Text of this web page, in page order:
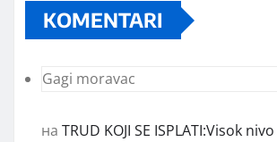
KOMENTARI
Gagi moravac
на TRUD KOJI SE ISPLATI:Visok